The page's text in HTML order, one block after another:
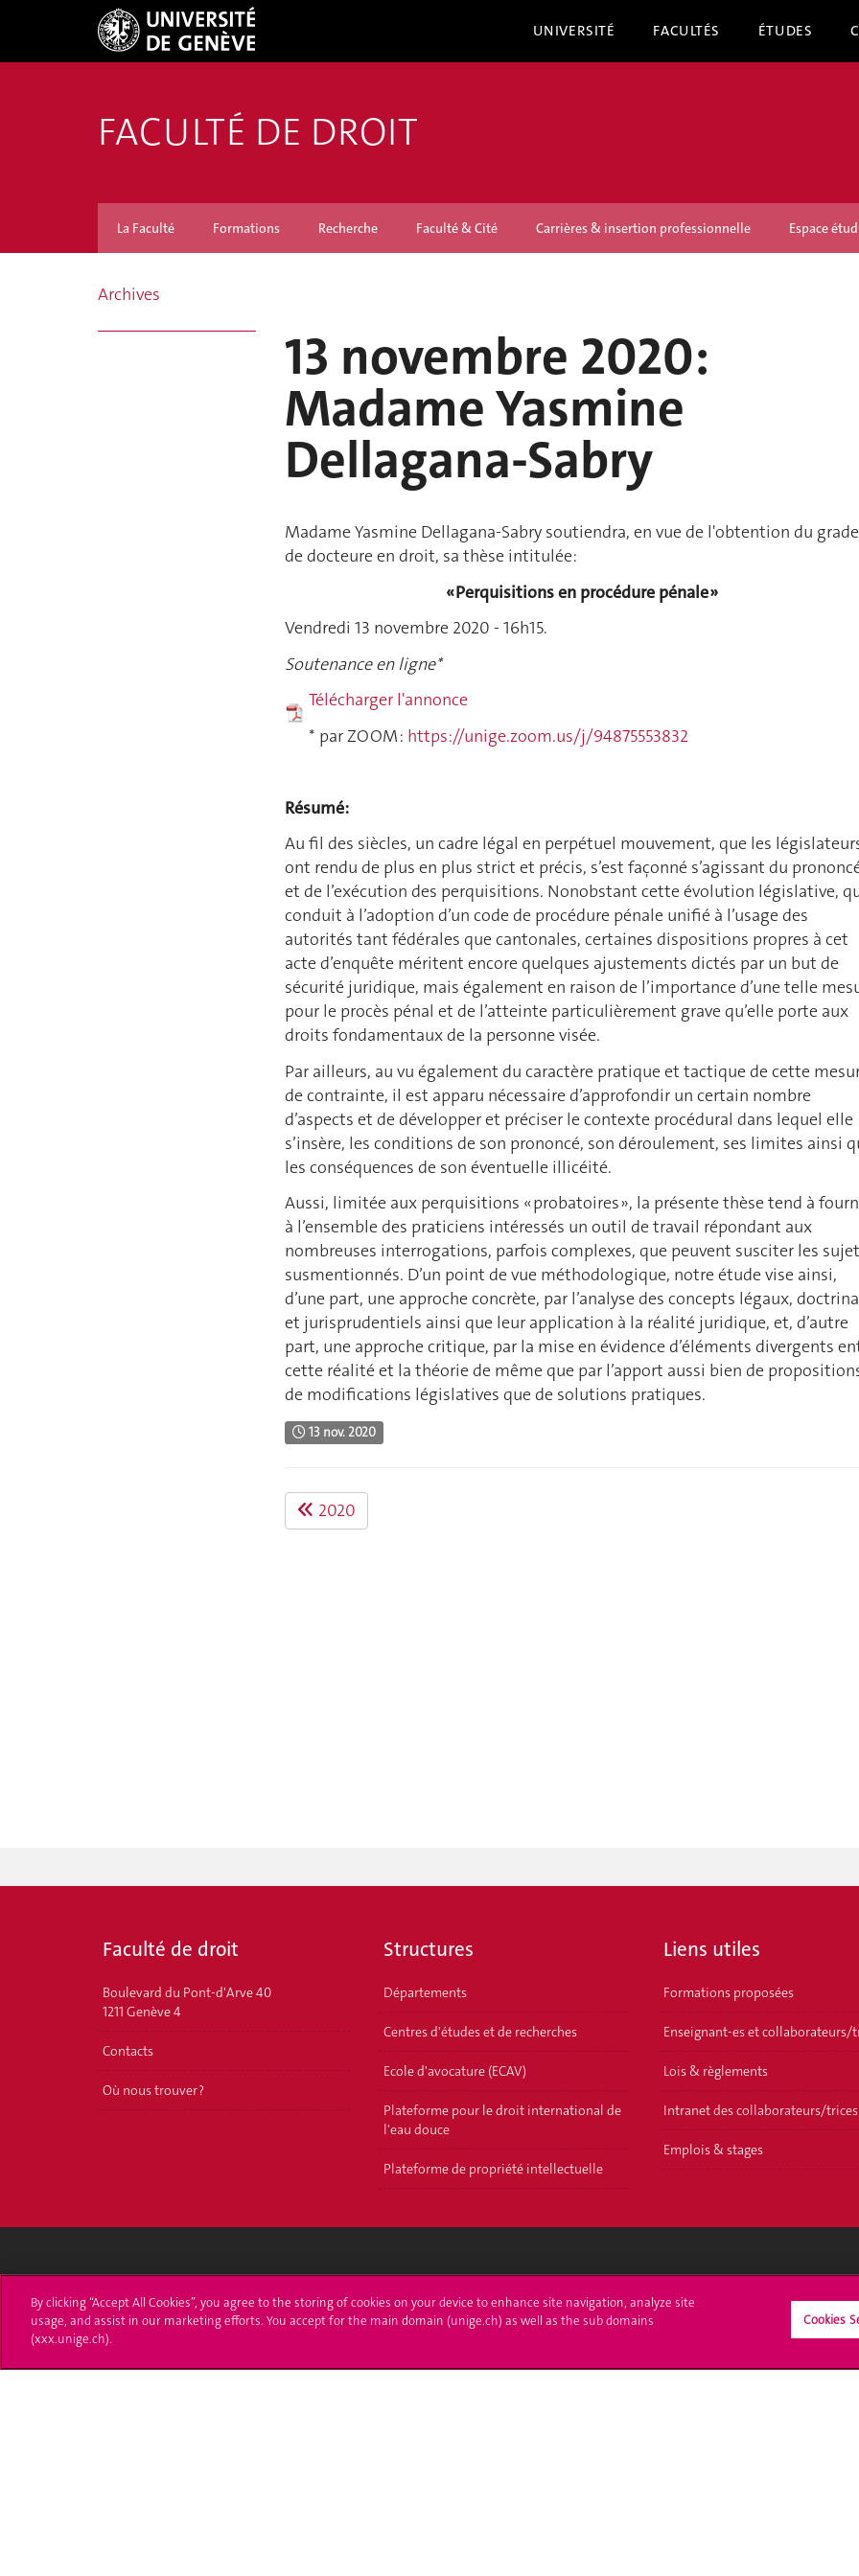
UNIVERSITÉ FACULTÉS ÉTUDES
FACULTÉ DE DROIT
La Faculté Formations Recherche Faculté & Cité Carrières & insertion professionnelle Espace
Archives
13 novembre 2020:
Madame Yasmine
Dellagana-Sabry
Madame Yasmine Dellagana-Sabry soutiendra, en vue de l'obtention du grade
de docteure en droit, sa thèse intitulée:
« Perquisitions en procédure pénale »
Vendredi 13 novembre 2020 - 16h15.
Soutenance en ligne*
Télécharger l'annonce
* par ZOOM : https://unige.zoom.us/j/94875553832
Résumé:
Au fil des siècles, un cadre légal en perpétuel mouvement, que les
ont rendu de plus en plus strict et précis, s’est façonné s’agissant du
et de l’exécution des perquisitions. Nonobstant cette évolution législative,
conduit à l’adoption d’un code de procédure pénale unifié à l’usage des
autorités tant fédérales que cantonales, certaines dispositions propres à cet
acte d’enquête méritent encore quelques ajustements dictés par un but de
sécurité juridique, mais également en raison de l’importance d’une telle
pour le procès pénal et de l’atteinte particulièrement grave qu’elle porte aux
droits fondamentaux de la personne visée.
Par ailleurs, au vu également du caractère pratique et tactique de cette
de contrainte, il est apparu nécessaire d’approfondir un certain nombre
d’aspects et de développer et préciser le contexte procédural dans lequel elle
s’insère, les conditions de son prononcé, son déroulement, ses limites ainsi
les conséquences de son éventuelle illicéité.
Aussi, limitée aux perquisitions « probatoires », la présente thèse tend à
à l’ensemble des praticiens intéressés un outil de travail répondant aux
nombreuses interrogations, parfois complexes, que peuvent susciter les
susmentionnés. D’un point de vue méthodologique, notre étude vise ainsi,
d’une part, une approche concrète, par l’analyse des concepts légaux,
et jurisprudentiels ainsi que leur application à la réalité juridique, et, d’autre
part, une approche critique, par la mise en évidence d’éléments divergents
cette réalité et la théorie de même que par l’apport aussi bien de
de modifications législatives que de solutions pratiques.
13 nov. 2020
2020
Faculté de droit
Boulevard du Pont-d'Arve 40
1211 Genève 4
Contacts
Où nous trouver ?
Structures
Départements
Centres d'études et de recherches
Ecole d'avocature (ECAV)
Plateforme pour le droit international de
l'eau douce
Plateforme de propriété intellectuelle
Liens utiles
Formations proposées
Enseignant-es et collaborateurs/
Lois & règlements
Intranet des collaborateurs/trices
Emplois & stages
24 rue du Général-Dufour
T. +41 (0)22 379 71 11
Immatriculations
Démarches administratives Médias
By clicking “Accept All Cookies”, you agree to the storing of cookies on your device to enhance site navigation, analyze site
usage, and assist in our marketing efforts. You accept for the main domain (unige.ch) as well as the sub domains
(xxx.unige.ch).
Cookies